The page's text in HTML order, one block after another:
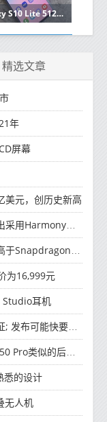
三星Galaxy S10 Lite 512GB变体在印度推出
精选文章
年
屏幕
美元，创历史新高
2.0的智能家居产品
765G
为16,999元
Studio耳机
可能快要结束了
类似的后部设计
悉的设计
无人机